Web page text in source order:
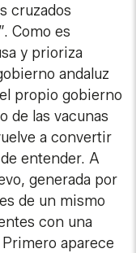
cruzados
Como es
y prioriza
andaluz
propio gobierno
de las vacunas
a convertir
entender. A
generada por
de un mismo
con una
aparece